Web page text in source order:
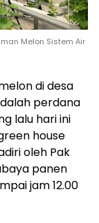
Melon Sistem Air
di desa
perdana
lalu hari ini
house
oleh Pak
panen
jam 12.00